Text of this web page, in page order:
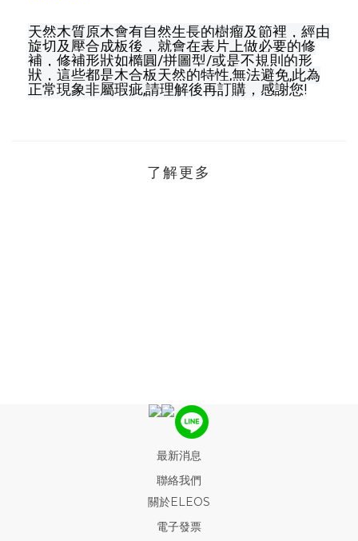
天然木質原木會有自然生長的樹瘤及節裡，經由
旋切及壓合成板後，就會在表片上做必要的修
補，修補形狀如橢圓/拼圖型/或是不規則的形
狀，這些都是木合板天然的特性,無法避免,此為
正常現象非屬瑕疵,請理解後再訂購 ， 感謝您!
了解更多
最新消息
聯絡我們
關於ELEOS
電子發票